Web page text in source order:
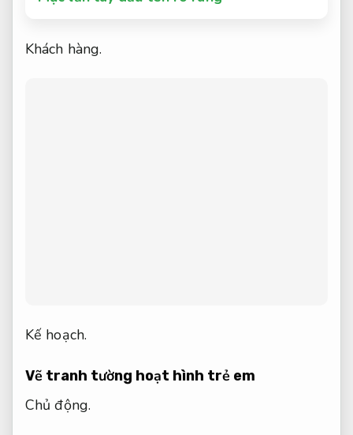
Khách hàng.
Kế hoạch.
Vẽ tranh tường hoạt hình trẻ em
Chủ động.